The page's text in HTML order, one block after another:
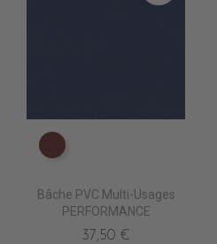
PE0630 BORDEAUX suppr
Bâche PVC Multi-Usages
PERFORMANCE
37,50 €